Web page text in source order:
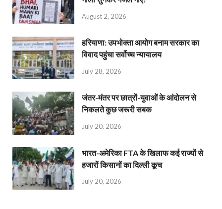
August 2, 2026
हरियाणा: उपभोक्ता आयोग बनाम सरकार का
विवाद पहुंचा सर्वोच्च न्यायालय
July 28, 2026
जंतर-मंतर पर छात्रों-युवाओं के आंदोलन से
निकलते कुछ जरूरी सबक
July 20, 2026
भारत-अमेरिका FTA के खिलाफ कई राज्यों से
हजारों किसानों का दिल्ली कूच
July 20, 2026